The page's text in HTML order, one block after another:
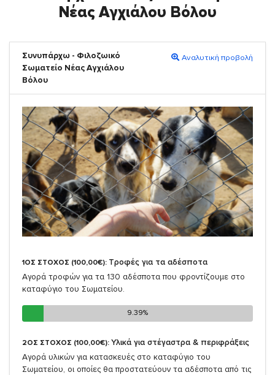
Νέας Αγχιάλου Βόλου
Συνυπάρχω - Φιλοζωικό
Σωματείο Νέας Αγχιάλου
Βόλου
Αναλυτική προβολή
1ΟΣ ΣΤΟΧΟΣ (100,00€): Τροφές για τα αδέσποτα
Αγορά τροφών για τα 130 αδέσποτα που φροντίζουμε στο
καταφύγιο του Σωματείου.
9.39%
9.39%
2ΟΣ ΣΤΟΧΟΣ (100,00€): Υλικά για στέγαστρα & περιφράξεις
Αγορά υλικών για κατασκευές στο καταφύγιο του
Σωματείου, οι οποίες θα προστατεύουν τα αδέσποτα από τις